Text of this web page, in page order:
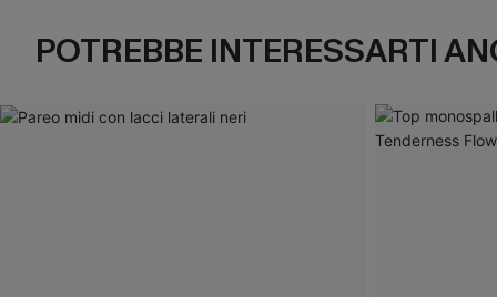
POTREBBE INTERESSARTI